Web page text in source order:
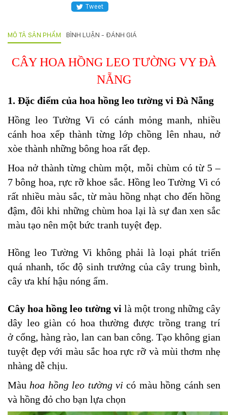
132
Chí
-
Hòa
-
Đà
Nẵng
Tweet
MÔ TẢ SẢN PHẨM BÌNH LUẬN - ĐÁNH GIÁ
CÂY HOA HỒNG LEO TƯỜNG VY ĐÀ
NẴNG
1. Đặc điểm của hoa hồng leo tường vi Đà Nẵng
Hồng leo Tường Vi có cánh mỏng manh, nhiều
cánh hoa xếp thành từng lớp chồng lên nhau, nở
xòe thành những bông hoa rất đẹp.
Hoa nở thành từng chùm một, mỗi chùm có từ 5 –
7 bông hoa, rực rỡ khoe sắc. Hồng leo Tường Vi có
rất nhiều màu sắc, từ màu hồng nhạt cho đến hồng
đậm, đôi khi những chùm hoa lại là sự đan xen sắc
màu tạo nên một bức tranh tuyệt đẹp.
Hồng leo Tường Vi không phải là loại phát triển
quá nhanh, tốc độ sinh trưởng của cây trung bình,
cây ưa khí hậu nóng ẩm.
Cây hoa hồng leo tường vi là một trong những cây
dây leo giàn có hoa thường được trồng trang trí
ở cổng, hàng rào, lan can ban công. Tạo không gian
tuyệt đẹp với màu sắc hoa rực rỡ và mùi thơm nhẹ
nhàng dễ chịu.
Màu hoa hồng leo tường vi có màu hồng cánh sen
và hồng đỏ cho bạn lựa chọn